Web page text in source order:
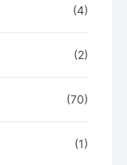
(4)
(2)
(70)
(1)